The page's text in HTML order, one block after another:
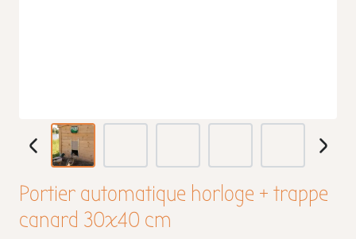
Portier automatique horloge + trappe
canard 30x40 cm